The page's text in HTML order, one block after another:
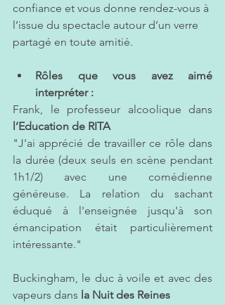
confiance et vous donne rendez-vous à
l’issue du spectacle autour d’un verre
partagé en toute amitié.
Rôles que vous avez aimé
interpréter :
l’Education de RITA
"J'ai apprécié de travailler ce rôle dans
la durée (deux seuls en scène pendant
1h1/2) avec une comédienne
généreuse. La relation du sachant
éduqué à l'enseignée jusqu'à son
émancipation était particulièrement
intéressante."
Buckingham, le duc à voile et avec des
vapeurs dans la Nuit des Reines